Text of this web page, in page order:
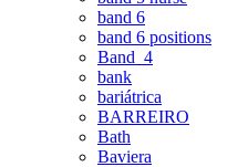
band 6
band 6 positions
Band_4
bank
bariátrica
BARREIRO
Bath
Baviera